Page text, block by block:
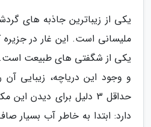
یکی از زیباترین جاذبه های
ملیسانی است. این غار در جزیره
یکی از شگفتی های طبیعت است.
و وجود این دریاچه، زیبایی آن
حداقل 3 دلیل برای دیدن
دارد: ابتدا به خاطر آب بسیار